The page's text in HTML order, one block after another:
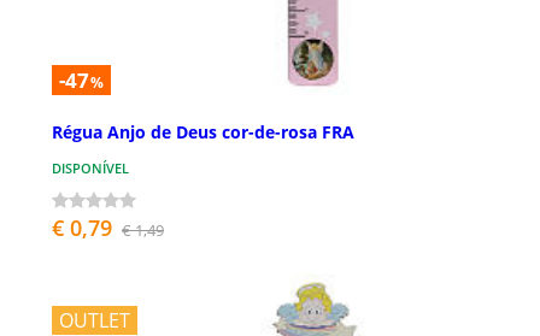
-47%
Régua Anjo de Deus cor-de-rosa FRA
DISPONÍVEL
€ 0,79 € 1,49
OUTLET